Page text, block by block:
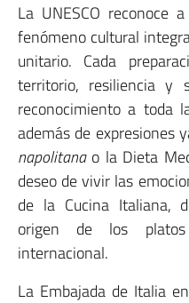
La UNESCO reconoce
fenómeno cultural
unitario. Cada
territorio, resiliencia y
reconocimiento a toda
además de expresiones
napolitanao la Dieta
deseo de vivir las
de la Cucina Italiana,
origen de los
internacional.
La Embajada de Italia